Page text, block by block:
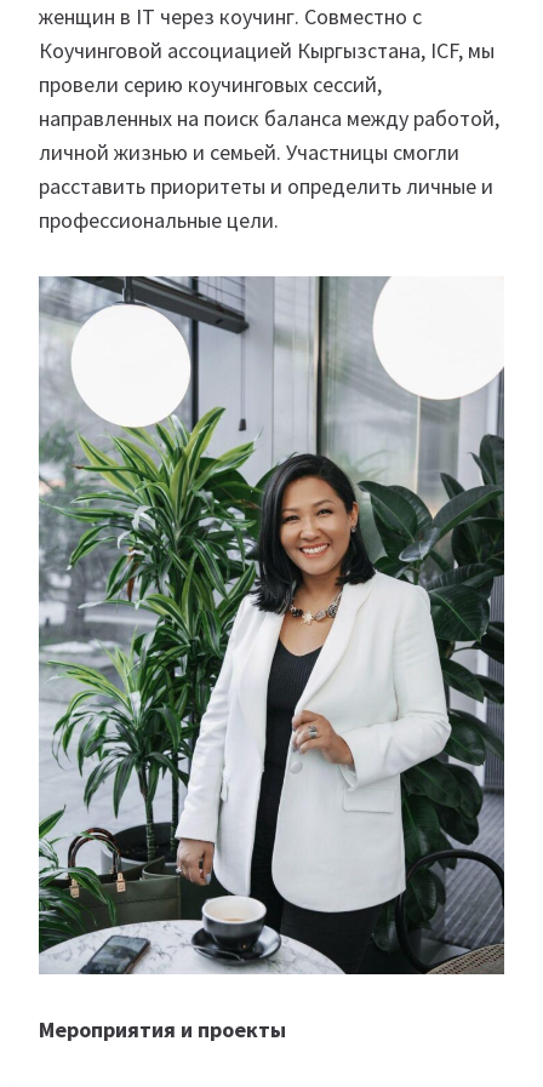
женщин в IT через коучинг. Совместно с
Коучинговой ассоциацией Кыргызстана, ICF, мы
провели серию коучинговых сессий,
направленных на поиск баланса между работой,
личной жизнью и семьей. Участницы смогли
расставить приоритеты и определить личные и
профессиональные цели.
Мероприятия и проекты